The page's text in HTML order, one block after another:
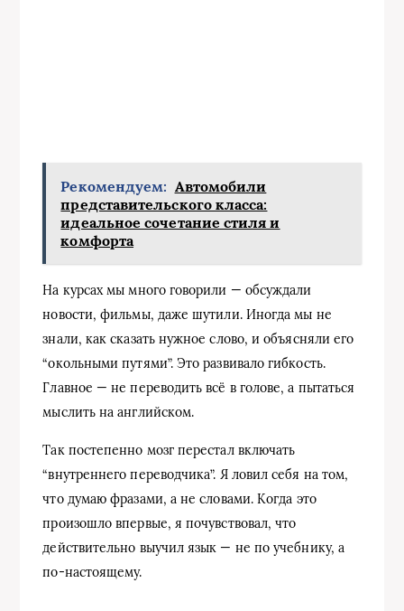
Рекомендуем: Автомобили
представительского класса:
идеальное сочетание стиля и
комфорта
На курсах мы много говорили — обсуждали
новости, фильмы, даже шутили. Иногда мы не
знали, как сказать нужное слово, и объясняли его
“окольными путями”. Это развивало гибкость.
Главное — не переводить всё в голове, а пытаться
мыслить на английском.
Так постепенно мозг перестал включать
“внутреннего переводчика”. Я ловил себя на том,
что думаю фразами, а не словами. Когда это
произошло впервые, я почувствовал, что
действительно выучил язык — не по учебнику, а
по-настоящему.